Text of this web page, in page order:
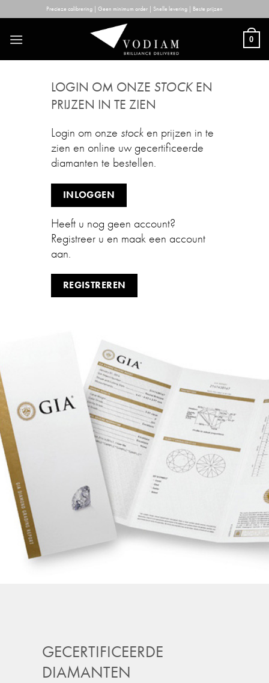
to
content
Precieze calibrering | Geen minimum order | Snelle levering | Beste prijzen
0
LOGIN OM ONZE STOCKEN
PRIJZEN IN TE ZIEN
Login om onze stock en prijzen in te
zien en online uw gecertificeerde
diamanten te bestellen.
INLOGGEN
Heeft u nog geen account?
Registreer u en maak een account
aan.
REGISTREREN
GECERTIFICEERDE
DIAMANTEN